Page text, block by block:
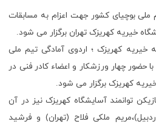
بوچیای کشور جهت اعزام به مسابقات
خیریه کهریزک تهران برگزار می شود.
کهریزک ؛ اردوی آمادگی تیم ملی
حضور چهار ورزشکار و اعضاء کادر فنی در
کهریزک برگزار می شود.
توانمند آسایشگاه کهریزک نیز در آن
ملکی فلاح (تهران) و فرشید